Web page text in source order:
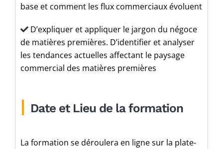
base et comment les flux commerciaux évoluent
D’expliquer et appliquer le jargon du négoce
de matières premières. D’identifier et analyser
les tendances actuelles affectant le paysage
commercial des matières premières
| Date et Lieu de la formation
La formation se déroulera en ligne sur la plate-